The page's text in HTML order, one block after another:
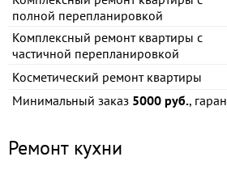
полной перепланировкой
Комплексный ремонт квартиры с
частичной перепланировкой
Косметический ремонт квартиры
Минимальный заказ 5000 руб.,
Ремонт кухни